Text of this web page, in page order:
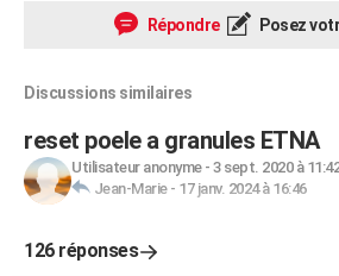
Répondre Posez
Discussions similaires
reset poele a granules ETNA
Utilisateur anonyme- 3 sept. 2020 à 11:42
Jean-Marie- 17 janv. 2024 à 16:46
126 réponses